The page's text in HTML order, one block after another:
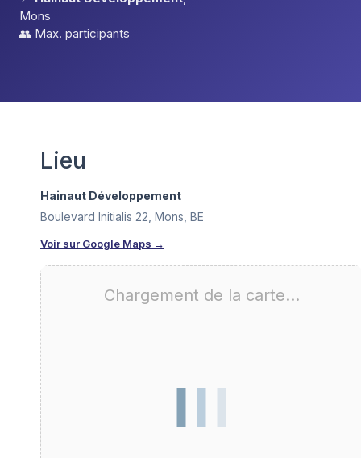
Mons
👥 Max. participants
Lieu
Hainaut Développement
Boulevard Initialis 22, Mons, BE
Voir sur Google Maps →
Chargement de la carte…